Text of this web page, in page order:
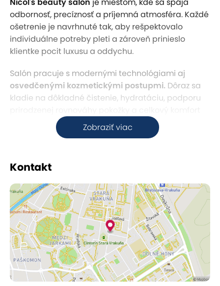
Zobraziť viac
odbornosť, precíznosť a príjemná atmosféra. Každé
ošetrenie je navrhnuté tak, aby rešpektovalo
individuálne potreby pleti a zároveň prinieslo
klientke pocit luxusu a oddychu.
Salón pracuje s modernými technológiami aj
osvedčenými kozmetickými postupmi. Dôraz sa
kladie na dôkladné čistenie, hydratáciu, podporu
počas procedúry. Každý krok je vykonávaný s citom
a profesionalitou.
zážitkom. Jemná hudba, harmonické prostredie a
individuálny prístup vytvárajú priestor, kde si
klientky môžuoddýchnuť od každodenného
stresu.
Či už túžite po hĺbkovom čistení, rozjasnení,
hydratácii alebo relaxačnej masáži tváre a dekoltu,
v Nicol's beauty nájdete rituál, ktorýzvýrazní
prirodzenú krásu a dodá pleti svieži, upravený
vzhľad.
Kontakt